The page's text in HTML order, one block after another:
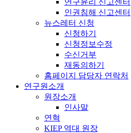
인권침해 신고센터
뉴스레터 신청
신청하기
신청정보수정
수신거부
재동의하기
홈페이지 담당자 연락처
연구원소개
원장소개
인사말
연혁
KIEP 역대 원장